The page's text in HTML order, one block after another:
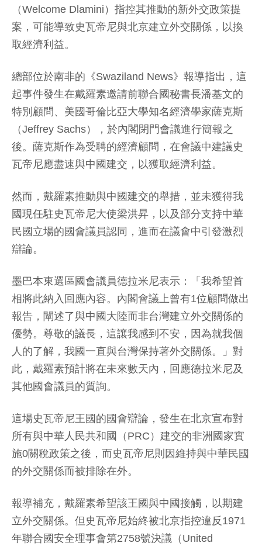
（Welcome Dlamini）指控其推動的新外交政策提
案，可能導致史瓦帝尼與北京建立外交關係，以換
取經濟利益。
總部位於南非的《Swaziland News》報導指出，這
起事件發生在戴羅素邀請前聯合國秘書長潘基文的
特別顧問、美國哥倫比亞大學知名經濟學家薩克斯
（Jeffrey Sachs），於內閣閉門會議進行簡報之
後。薩克斯作為受聘的經濟顧問，在會議中建議史
瓦帝尼應盡速與中國建交，以獲取經濟利益。
然而，戴羅素推動與中國建交的舉措，並未獲得我
國現任駐史瓦帝尼大使梁洪昇，以及部分支持中華
民國立場的國會議員認同，進而在議會中引發激烈
辯論。
墨巴本東選區國會議員德拉米尼表示：「我希望首
相將此納入回應內容。內閣會議上曾有1位顧問做出
報告，闡述了與中國大陸而非台灣建立外交關係的
優勢。尊敬的議長，這讓我感到不安，因為就我個
人的了解，我國一直與台灣保持著外交關係。」對
此，戴羅素預計將在未來數天內，回應德拉米尼及
其他國會議員的質詢。
這場史瓦帝尼王國的國會辯論，發生在北京宣布對
所有與中華人民共和國（PRC）建交的非洲國家實
施0關稅政策之後，而史瓦帝尼則因維持與中華民國
的外交關係而被排除在外。
報導補充，戴羅素希望該王國與中國接觸，以期建
立外交關係。但史瓦帝尼始終被北京指控違反1971
年聯合國安全理事會第2758號決議（United